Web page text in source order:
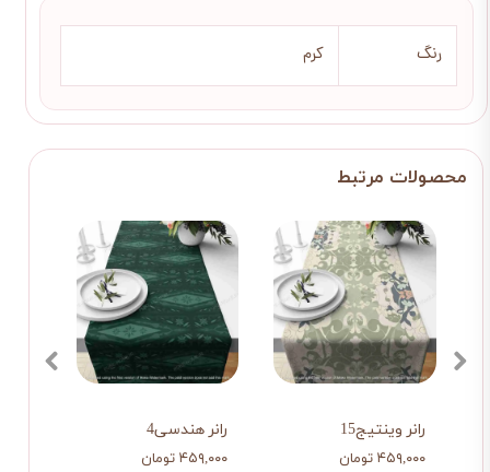
رنگ کرم
رانر هندسی4
۴۵۹,۰۰۰ تومان
رانر وینتیج15
۴۵۹,۰۰۰ تومان